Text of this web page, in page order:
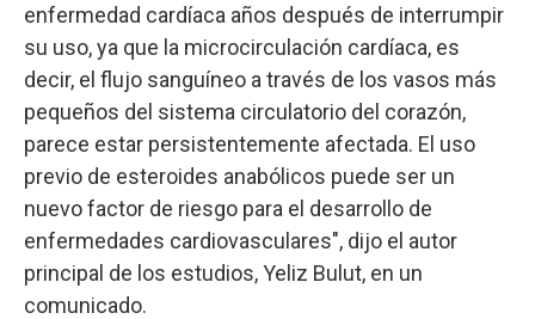
enfermedad cardíaca años después de interrumpir
su uso, ya que la microcirculación cardíaca, es
decir, el flujo sanguíneo a través de los vasos más
pequeños del sistema circulatorio del corazón,
parece estar persistentemente afectada. El uso
previo de esteroides anabólicos puede ser un
nuevo factor de riesgo para el desarrollo de
enfermedades cardiovasculares", dijo el autor
principal de los estudios, Yeliz Bulut, en un
comunicado.